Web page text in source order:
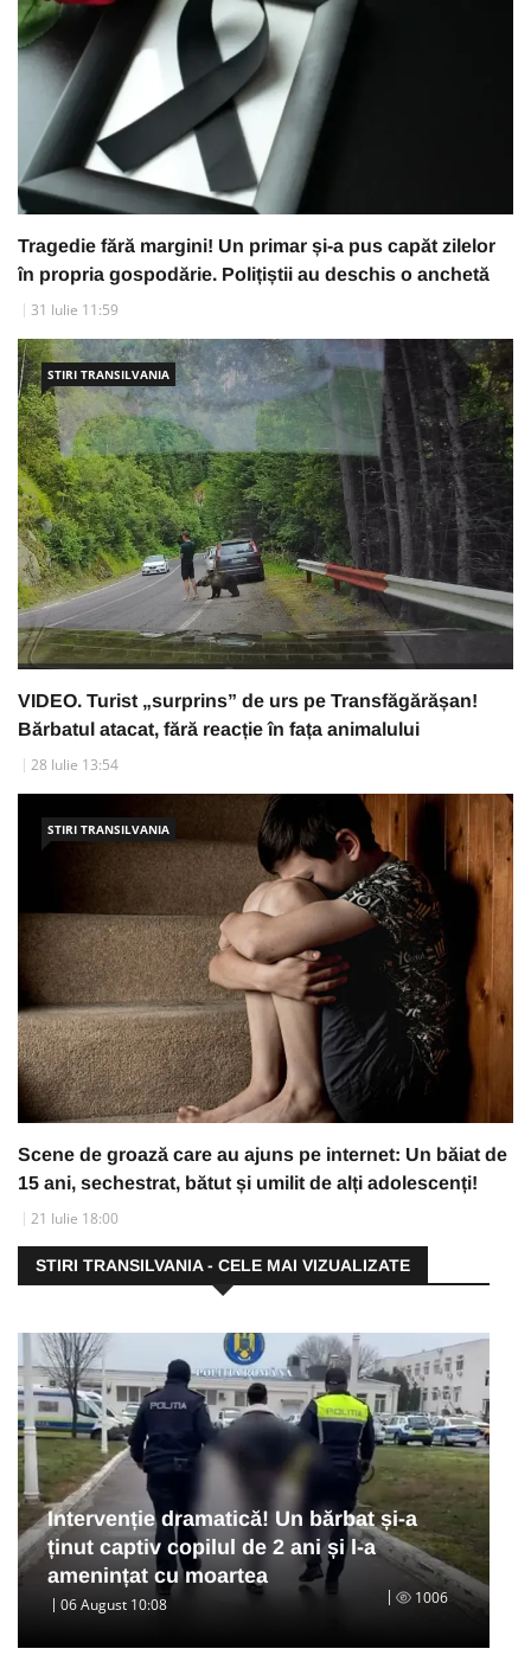
Tragedie fără margini! Un primar și-a pus capăt zilelor
în propria gospodărie. Polițiștii au deschis o anchetă
31 Iulie 11:59
STIRI TRANSILVANIA
VIDEO. Turist „surprins” de urs pe Transfăgărășan!
Bărbatul atacat, fără reacție în fața animalului
28 Iulie 13:54
STIRI TRANSILVANIA
Scene de groază care au ajuns pe internet: Un băiat de
15 ani, sechestrat, bătut și umilit de alți adolescenți!
21 Iulie 18:00
STIRI TRANSILVANIA - CELE MAI VIZUALIZATE
Intervenție dramatică! Un bărbat și-a
ținut captiv copilul de 2 ani și l-a
amenințat cu moartea
06 August 10:08 1006